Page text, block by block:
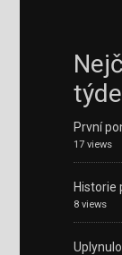
První
17 views
Historie
8 views